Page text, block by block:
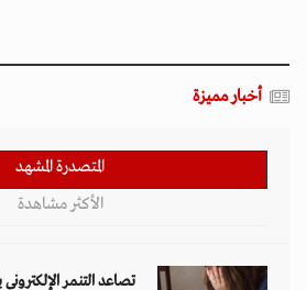
أخبار مميزة
المتصدرة المشهد
الأكثر مشاهدة
تصاعد التنمر